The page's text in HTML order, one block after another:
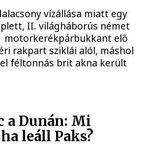
vízállása miatt egy
II. világháborús német
motorkerékpárbukkant elő
rakpart sziklái alól, máshol
féltonnás brit akna került
a Dunán: Mi
leáll Paks?